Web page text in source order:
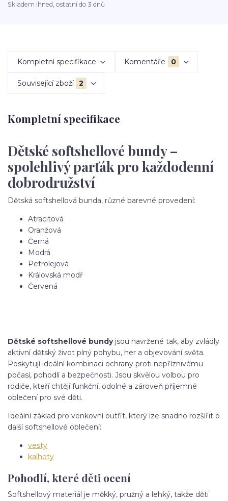
Skladem ihned, ostatní do 3 dnů
Kompletní specifikace Komentáře 0
Související zboží 2
Kompletní specifikace
Dětské softshellové bundy –
spolehlivý parťák pro každodenní
dobrodružství
Dětská softshellová bunda, různé barevné provedení:
Atracitová
Oranžová
Černá
Modrá
Petrolejová
Královská modř
Červená
Dětské softshellové bundyjsou navržené tak, aby zvládly
aktivní dětský život plný pohybu, her a objevování světa.
Poskytují ideální kombinaci ochrany proti nepříznivému
počasí, pohodlí a bezpečnosti. Jsou skvělou volbou pro
rodiče, kteří chtějí funkční, odolné a zároveň příjemné
oblečení pro své děti.
Ideální základ pro venkovní outfit, který lze snadno rozšířit o
další softshellové oblečení:
vesty
kalhoty
Pohodlí, které děti ocení
Softshellový materiál je měkký, pružný a lehký, takže děti